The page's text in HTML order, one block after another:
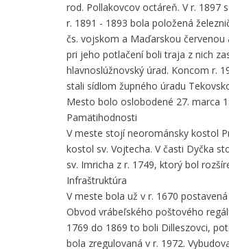
rod. Pollakovcov octáreň. V r. 1897
r. 1891 - 1893 bola položená
čs. vojskom a Maďarskou
pri jeho potlačení boli traja z nich
hlavnoslúžnovský úrad. Koncom r.
stali sídlom župného úradu
Mesto bolo oslobodené 27. marca
Pamätihodnosti
V meste stojí neorománsky kostol
kostol sv. Vojtecha. V časti Dyčka
sv. Imricha z r. 1749, ktorý bol
Infraštruktúra
V meste bola už v r. 1670
Obvod vrábeľského poštového
1769 do 1869 to boli Dilleszovci,
bola zregulovaná v r. 1972.